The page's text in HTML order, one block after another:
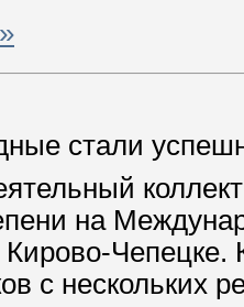
стали
на
Чепецке.
с нескольких